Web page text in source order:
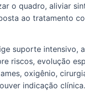
o quadro, aliviar
ao tratamento
suporte intensivo,
riscos, evolução
oxigênio,
indicação clínica.